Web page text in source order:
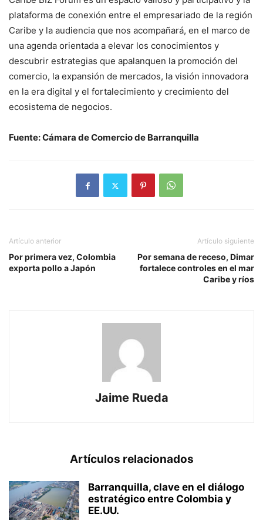
plataforma de conexión entre el empresariado de la región
Caribe y la audiencia que nos acompañará, en el marco de
una agenda orientada a elevar los conocimientos y
descubrir estrategias que apalanquen la promoción del
comercio, la expansión de mercados, la visión innovadora
en la era digital y el fortalecimiento y crecimiento del
ecosistema de negocios.
Fuente: Cámara de Comercio de Barranquilla
Artículo anterior
Por primera vez, Colombia
exporta pollo a Japón
Artículo siguiente
Por semana de receso, Dimar
fortalece controles en el mar
Caribe y ríos
Jaime Rueda
Artículos relacionados
Barranquilla, clave en el diálogo
estratégico entre Colombia y
EE.UU.